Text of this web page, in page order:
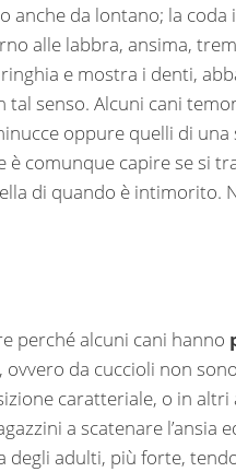
anche da lontano; la
alle labbra, ansima,
e mostra i denti,
tal senso. Alcuni cani
oppure quelli di
comunque capire se si
di quando è intimorito.
perché alcuni cani hanno
ovvero da cuccioli non
caratteriale, o in
a scatenare
degli adulti, più forte,